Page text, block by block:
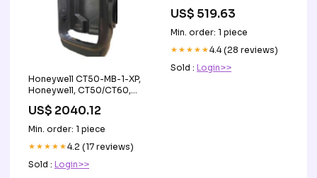
Honeywell CT50-MB-1-XP,
Honeywell, CT50/CT60,
US$ 2040.12
Min. order: 1 piece
★★★★★4.2 (17 reviews)
Sold : Login>>
US$ 519.63
Min. order: 1 piece
★★★★★4.4 (28 reviews)
Sold : Login>>